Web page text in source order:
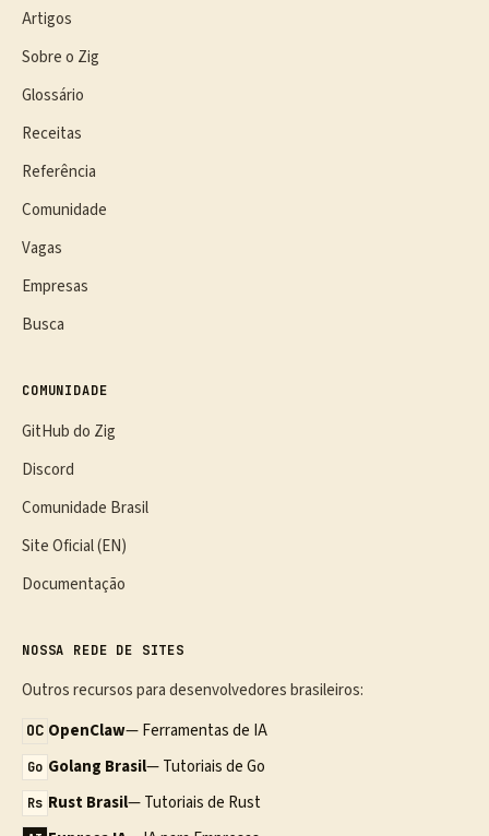
Artigos
Sobre o Zig
Glossário
Receitas
Referência
Comunidade
Vagas
Empresas
Busca
COMUNIDADE
GitHub do Zig
Discord
Comunidade Brasil
Site Oficial (EN)
Documentação
NOSSA REDE DE SITES
Outros recursos para desenvolvedores brasileiros:
OC OpenClaw— Ferramentas de IA
Go Golang Brasil— Tutoriais de Go
Rs Rust Brasil— Tutoriais de Rust